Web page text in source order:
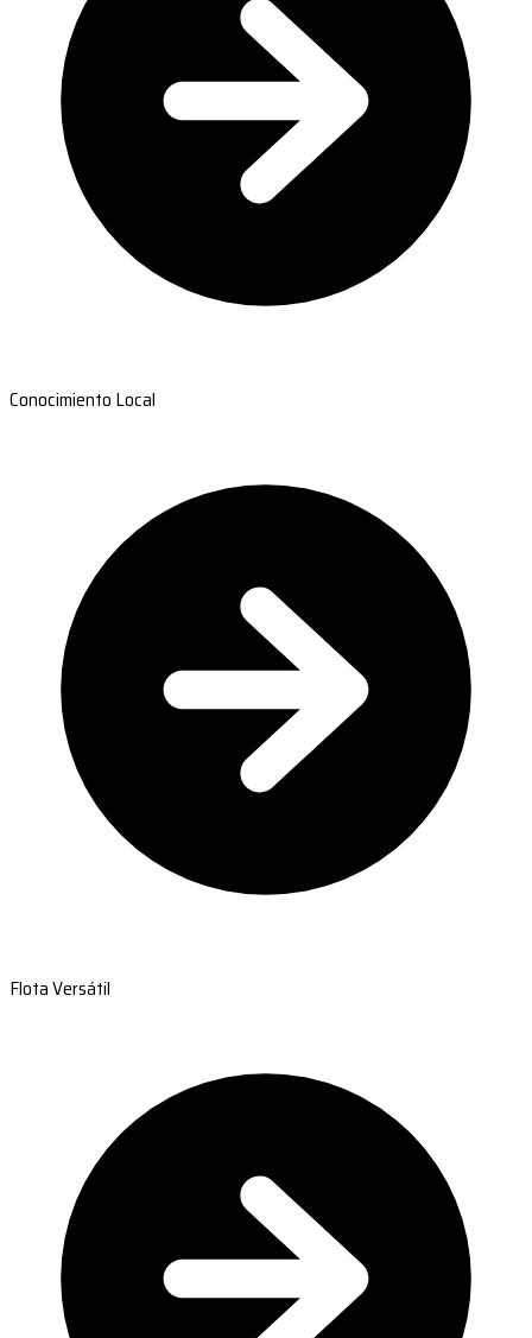
Conocimiento Local
Flota Versátil